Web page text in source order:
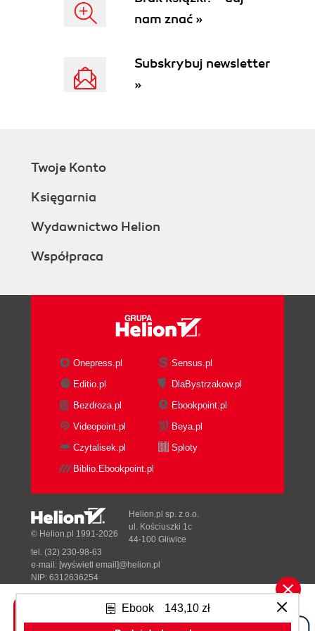
Ebook 143,10 zł
nam znać »
Subskrybuj newsletter
»
Twoje Konto
Księgarnia
Wydawnictwo Helion
Współpraca
Onepress.pl
Sensus.pl
Editio.pl
DlaBystrzakow.pl
Bezdroza.pl
Ebookpoint.pl
Videopoint.pl
Beya.pl
Czytalisek.pl
Sploty
Biblio.Ebookpoint.pl
Tonik.pl
© Helion.pl 1991-2026
Helion.pl sp. z o.o.
ul. Kościuszki 1c
44-100 Gliwice
tel. (32) 230-98-63
e-mail: [wyświetl email]@helion.pl
NIP: 6312636254